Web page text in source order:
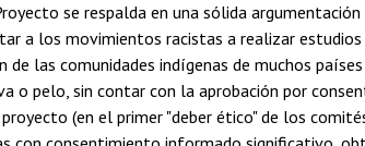
se respalda en una sólida
a los movimientos racistas a realizar
de las comunidades indígenas de muchos
o pelo, sin contar con la aprobación por
(en el primer "deber ético" de los